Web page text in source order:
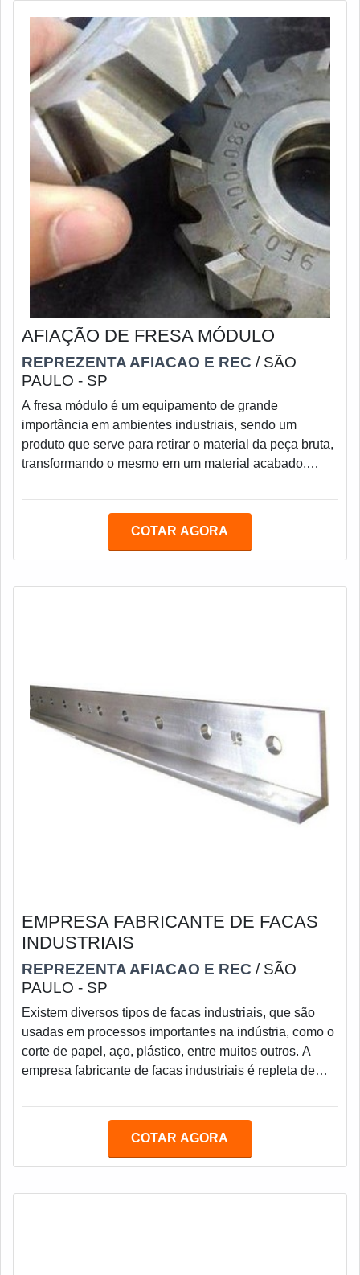
AFIAÇÃO DE FRESA MÓDULO
REPREZENTA AFIACAO E REC / SÃO
PAULO - SP
A fresa módulo é um equipamento de grande
importância em ambientes industriais, sendo um
produto que serve para retirar o material da peça bruta,
transformando o mesmo em um material acabado,
furos, é possível fazê-los em diversas configurações
fundamental nesses ocasiões.Para que isso ocorra, a
COTAR AGORA
EMPRESA FABRICANTE DE FACAS
INDUSTRIAIS
REPREZENTA AFIACAO E REC / SÃO
PAULO - SP
Existem diversos tipos de facas industriais, que são
usadas em processos importantes na indústria, como o
corte de papel, aço, plástico, entre muitos outros. A
empresa fabricante de facas industriais é repleta de
processos e aumentam o índice de produção. A
ótimo acabamento, perfeição e peças padronizadas.As
COTAR AGORA